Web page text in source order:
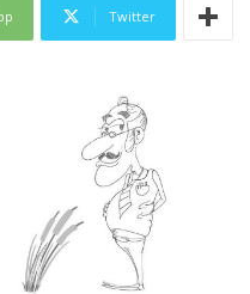
Twitter